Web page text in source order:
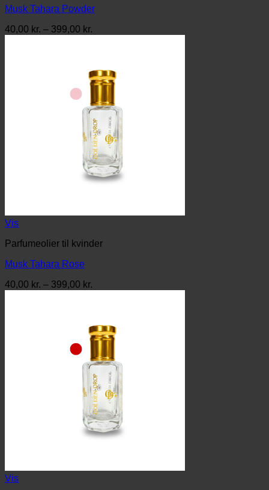
Musk Tahara Powder
40,00 kr. – 399,00 kr.
Vis
Parfumeolier til kvinder
Musk Tahara Rose
40,00 kr. – 399,00 kr.
Vis